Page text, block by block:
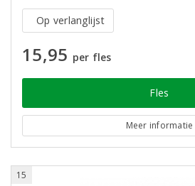
Op verlanglijst
15,95 per fles
Fles
Meer informatie
15